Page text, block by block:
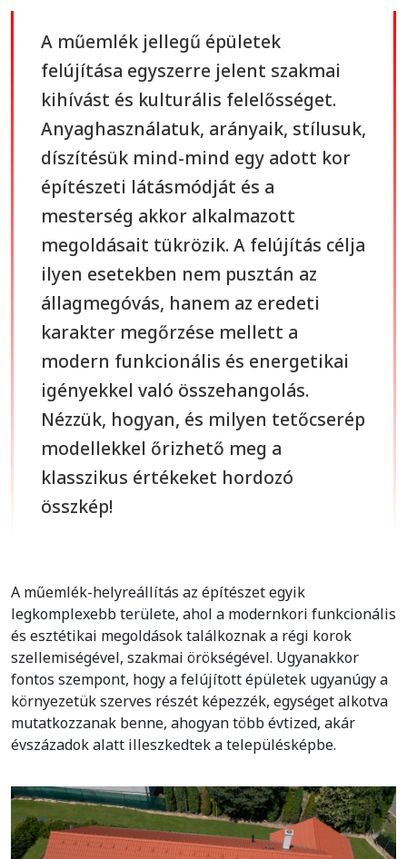
A műemlék jellegű épületek
felújítása egyszerre jelent szakmai
kihívást és kulturális felelősséget.
Anyaghasználatuk, arányaik, stílusuk,
díszítésük mind-mind egy adott kor
építészeti látásmódját és a
mesterség akkor alkalmazott
megoldásait tükrözik. A felújítás célja
ilyen esetekben nem pusztán az
állagmegóvás, hanem az eredeti
karakter megőrzése mellett a
modern funkcionális és energetikai
igényekkel való összehangolás.
Nézzük, hogyan, és milyen tetőcserép
modellekkel őrizhető meg a
klasszikus értékeket hordozó
összkép!
A műemlék-helyreállítás az építészet egyik
legkomplexebb területe, ahol a modernkori funkcionális
és esztétikai megoldások találkoznak a régi korok
szellemiségével, szakmai örökségével. Ugyanakkor
fontos szempont, hogy a felújított épületek ugyanúgy a
környezetük szerves részét képezzék, egységet alkotva
mutatkozzanak benne, ahogyan több évtized, akár
évszázadok alatt illeszkedtek a településképbe.